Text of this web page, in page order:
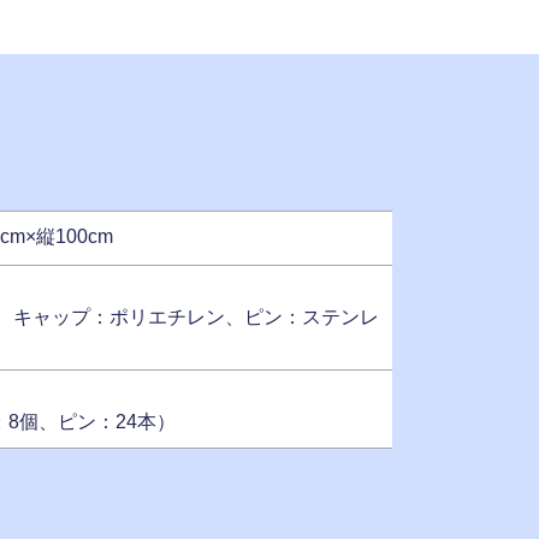
縦100cm
キャップ：ポリエチレン、ピン：ステンレ
8個、ピン：24本）